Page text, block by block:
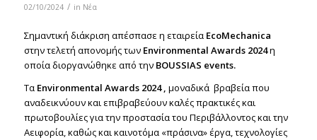
02/10/2024 / in Νέα
Σημαντική διάκριση απέσπασε η εταιρεία ΕcoMechanica
στην τελετή απονομής των Environmental Awards 2024η
οποίαδιοργανώθηκε από την BOUSSIAS events.
Τα Environmental Αwards 2024 , μοναδικά βραβεία που
αναδεικνύουν και επιβραβεύουν καλές πρακτικές και
πρωτοβουλίες για την προστασία του Περιβάλλοντος και την
Αειφορία, καθώς και καινοτόμα «πράσινα» έργα, τεχνολογίες